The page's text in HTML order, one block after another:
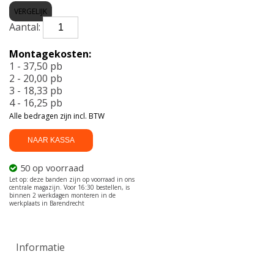
VERGELIJK
BRIDGESTONE-
TURANZA
6
Enliten
XL
235/40
R18
95W
aantal
NAAR KASSA
50 op voorraad
Montagekosten:
1 - 37,50 pb
2 - 20,00 pb
3 - 18,33 pb
4 - 16,25 pb
Alle bedragen zijn incl. BTW
Informatie